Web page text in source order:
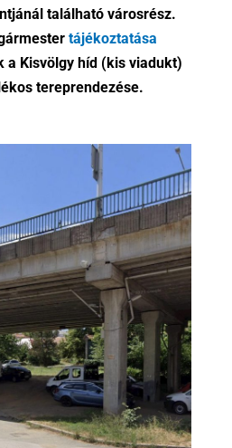
található városrész.
tájékoztatása
a Kisvölgy híd (kis viadukt)
tereprendezése.